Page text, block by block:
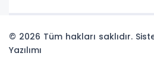
© 2026 Tüm hakları saklıdır.
Yazılımı